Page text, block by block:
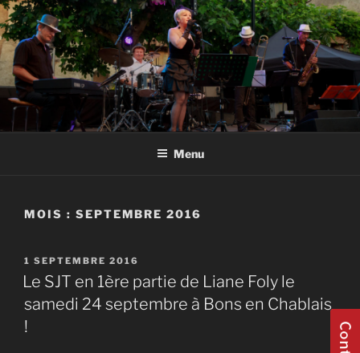
Aller
au
contenu
principal
GROUPE JAZZ HAUTE SAVOIE
Groupe Jazz 74 Thonon Douvaine Geneve Haute Savoie Annecy
Menu
MOIS : SEPTEMBRE 2016
PUBLIÉ
LE
1 SEPTEMBRE 2016
Le SJT en 1ère partie de Liane Foly le
samedi 24 septembre à Bons en Chablais
!